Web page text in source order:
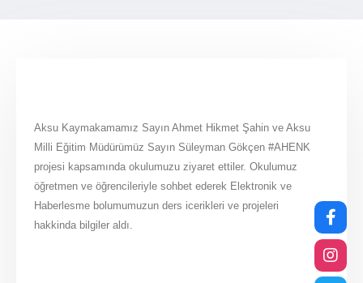
Aksu Kaymakamamız Sayın Ahmet Hikmet Şahin ve Aksu
Milli Eğitim Müdürümüz Sayın Süleyman Gökçen #AHENK
projesi kapsamında okulumuzu ziyaret ettiler. Okulumuz
öğretmen ve öğrencileriyle sohbet ederek Elektronik ve
Haberlesme bolumumuzun ders icerikleri ve projeleri
hakkinda bilgiler aldı.